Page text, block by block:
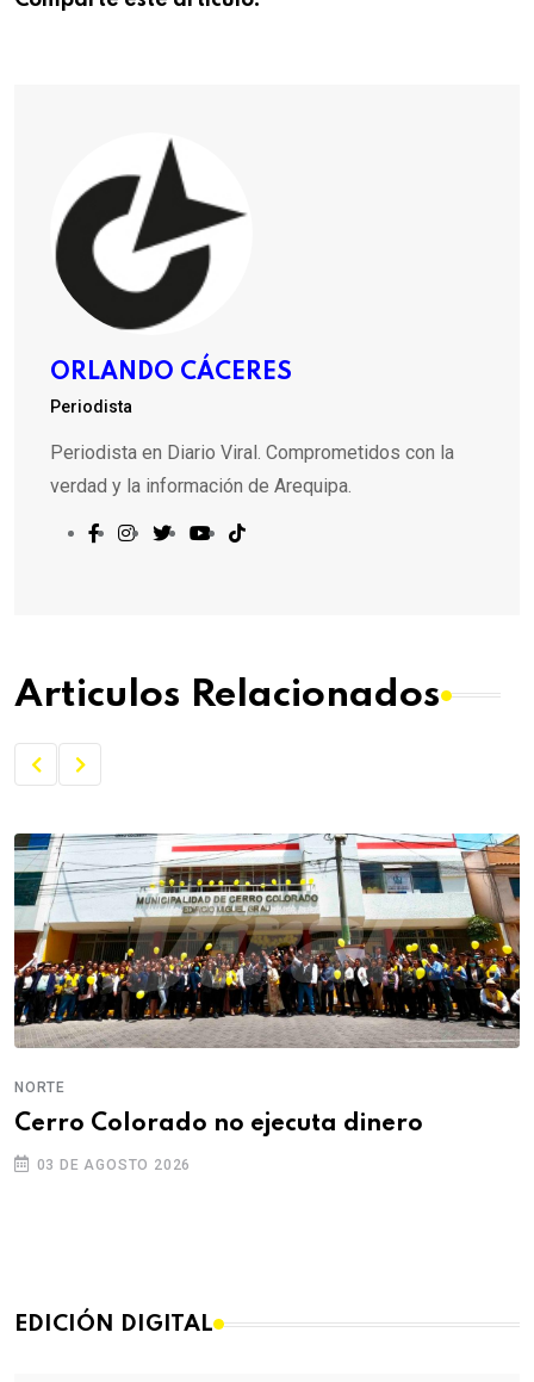
ORLANDO CÁCERES
Periodista
Periodista en Diario Viral. Comprometidos con la
verdad y la información de Arequipa.
Articulos Relacionados
NORTE
Cerro Colorado no ejecuta dinero
03 DE AGOSTO 2026
EDICIÓN DIGITAL